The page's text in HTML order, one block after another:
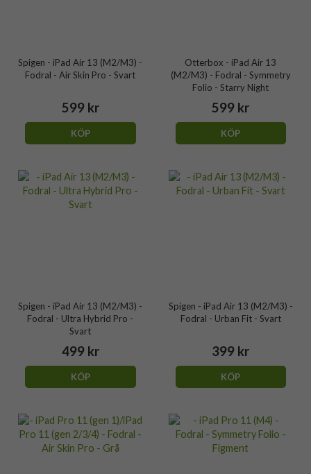
Spigen - iPad Air 13 (M2/M3) -
Fodral - Air Skin Pro - Svart
599 kr
KÖP
Otterbox - iPad Air 13
(M2/M3) - Fodral - Symmetry
Folio - Starry Night
599 kr
KÖP
Spigen - iPad Air 13 (M2/M3) -
Fodral - Ultra Hybrid Pro -
Svart
499 kr
KÖP
Spigen - iPad Air 13 (M2/M3) -
Fodral - Urban Fit - Svart
399 kr
KÖP